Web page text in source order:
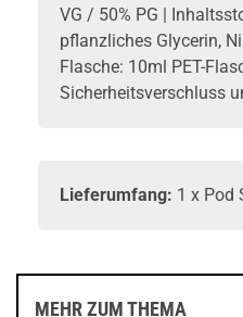
VG / 50% PG |
pflanzliches Glycerin,
Flasche: 10ml PET-
Sicherheitsverschluss
Lieferumfang: 1 x Pod
MEHR ZUM THEMA